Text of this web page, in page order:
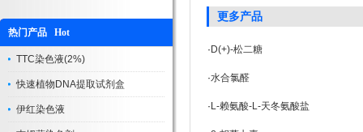
热门产品 Hot
TTC染色液(2%)
快速植物DNA提取试剂盒
伊红染色液
更多产品
· D(+)-松二糖
·水合氯醛
· L-赖氨酸-L-天冬氨酸盐